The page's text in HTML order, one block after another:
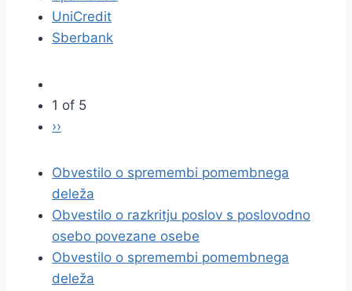
UniCredit
Sberbank
1 of 5
››
Obvestilo o spremembi pomembnega
deleža
Obvestilo o razkritju poslov s poslovodno
osebo povezane osebe
Obvestilo o spremembi pomembnega
deleža